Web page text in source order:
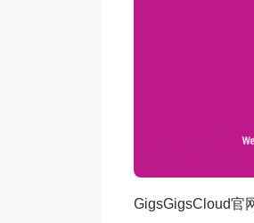
GigsGigsCloud官